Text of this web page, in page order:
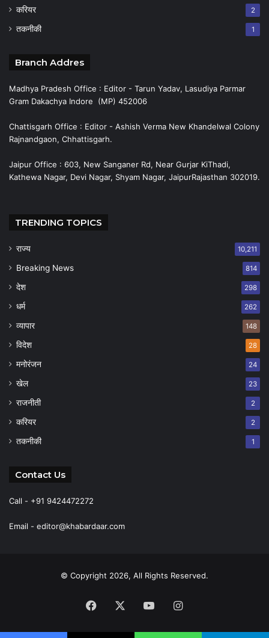
करियर 2
तकनीकी 1
Branch Addres
Madhya Pradesh Office : Editor - Tarun Yadav, Lasudiya Parmar
Gram Dakachya Indore (MP) 452006
Chattisgarh Office : Editor - Ashish Verma New Khandelwal Colony
Rajnandgaon, Chhattisgarh.
Jaipur Office : 603, New Sanganer Rd, Near Gurjar KiThadi,
Kathewa Nagar, Devi Nagar, Shyam Nagar, JaipurRajasthan 302019.
TRENDING TOPICS
राज्य 10,211
Breaking News 814
देश 298
धर्म 262
व्यापार 148
विदेश 28
मनोरंजन 24
खेल 23
राजनीती 2
करियर 2
तकनीकी 1
Contact Us
Call - +91 9424472272
Email - editor@khabardaar.com
© Copyright 2026, All Rights Reserved.
Facebook YouTubeInstagram